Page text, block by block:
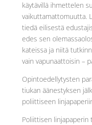
käytävillä ihmettelen
vaikuttamattomuutta.
tiedä eilisestä
edes sen
kateissa ja niitä
vain vapunaattoisin –
Opintoedellytysten
tiukan äänestyksen
poliittiseen
Poliittisen linjapaperin